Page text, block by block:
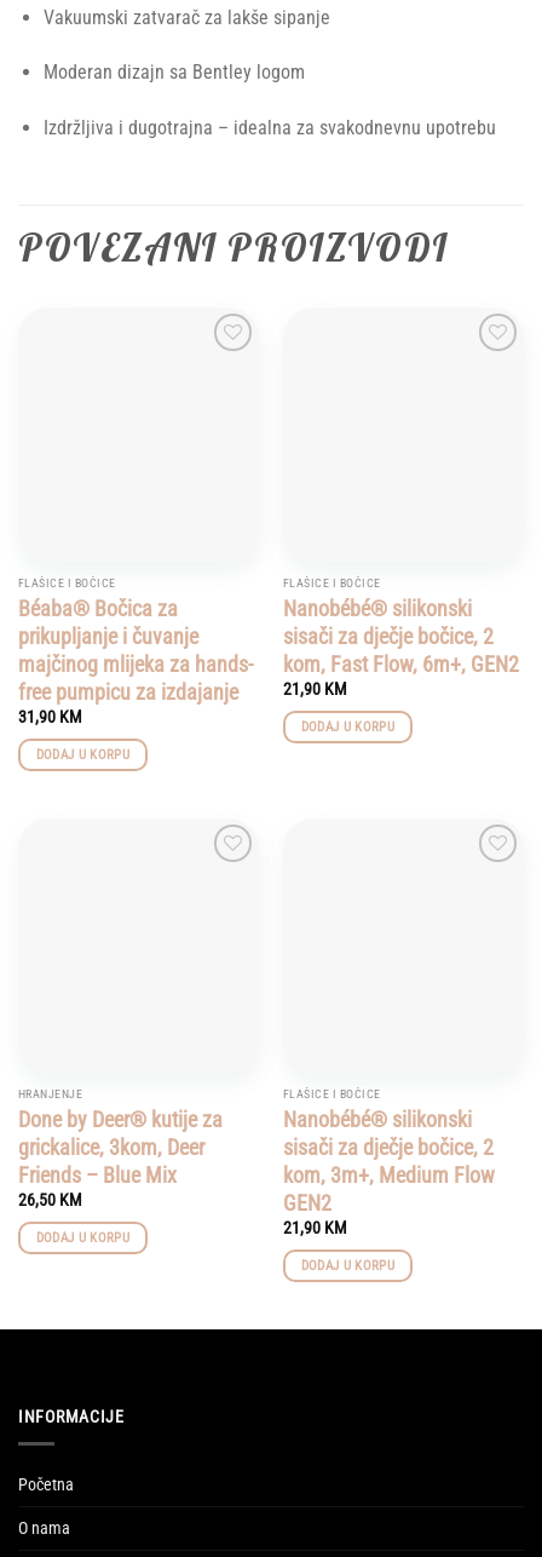
Vakuumski zatvarač za lakše sipanje
Moderan dizajn sa Bentley logom
Izdržljiva i dugotrajna – idealna za svakodnevnu upotrebu
POVEZANI PROIZVODI
FLAŠICE I BOČICE
Béaba® Bočica za
prikupljanje i čuvanje
majčinog mlijeka za hands-
free pumpicu za izdajanje
31,90 KM
DODAJ U KORPU
FLAŠICE I BOČICE
Nanobébé® silikonski
sisači za dječje bočice, 2
kom, Fast Flow, 6m+, GEN2
21,90 KM
DODAJ U KORPU
HRANJENJE
Done by Deer® kutije za
grickalice, 3kom, Deer
Friends – Blue Mix
26,50 KM
DODAJ U KORPU
FLAŠICE I BOČICE
Nanobébé® silikonski
sisači za dječje bočice, 2
kom, 3m+, Medium Flow
GEN2
21,90 KM
DODAJ U KORPU
INFORMACIJE
Početna
O nama